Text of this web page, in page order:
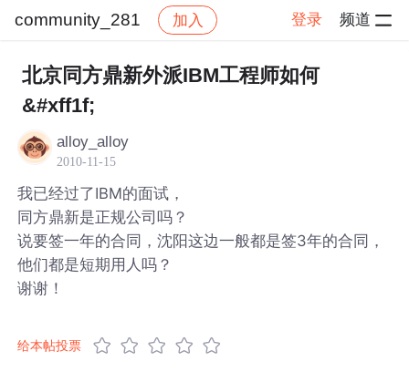
community_281 加入 登录 频道
社区 community_281 帖子详情
北京同方鼎新外派IBM工程师如何
&#xff1f;
alloy_alloy
2010-11-15
我已经过了IBM的面试，
同方鼎新是正规公司吗？
说要签一年的合同，沈阳这边一般都是签3年的合同，
他们都是短期用人吗？
谢谢！
给本帖投票